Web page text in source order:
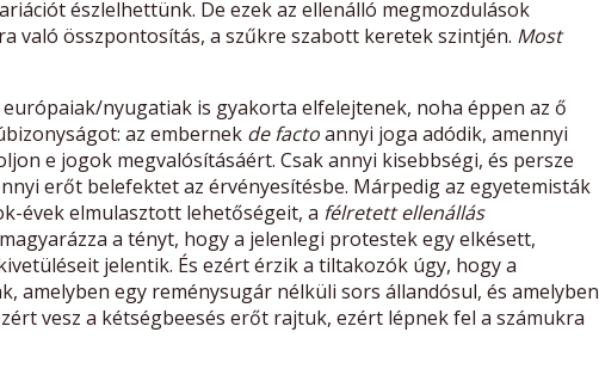
észlelhettünk. De ezek az ellenálló megmozdulások
való összpontosítás, a szűkre szabott keretek szintjén. Most
nyugatiak is gyakorta elfelejtenek, noha éppen az ő
az embernek de factoannyi joga adódik, amennyi
e jogok megvalósításáért. Csak annyi kisebbségi, és persze
erőt belefektet az érvényesítésbe. Márpedig az egyetemisták
évek elmulasztott lehetőségeit, a félretett ellenállás
a tényt, hogy a jelenlegi protestek egy elkésett,
jelentik. És ezért érzik a tiltakozók úgy, hogy a
amelyben egy reménysugár nélküli sors állandósul, és amelyben
vesz a kétségbeesés erőt rajtuk, ezért lépnek fel a számukra